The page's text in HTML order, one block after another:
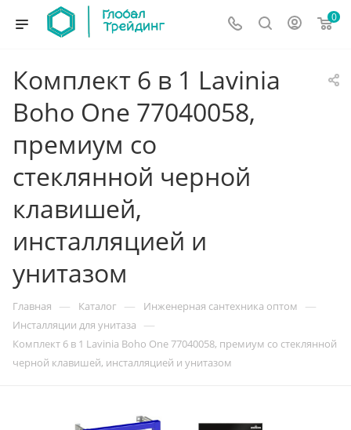
0
Комплект 6 в 1 Lavinia
Boho One 77040058,
премиум со
стеклянной черной
клавишей,
инсталляцией и
унитазом
Главная — Каталог — Инженерная сантехника оптом —
Инсталляции для унитаза —
Комплект 6 в 1 Lavinia Boho One 77040058, премиум со стеклянной
черной клавишей, инсталляцией и унитазом